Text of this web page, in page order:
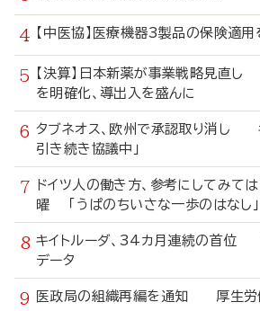
【中医協】医療機器3製品の保険適
【決算】日本新薬が事業戦略見直
を明確化、導出入を盛んに
タブネオス、欧州で承認取り消し
引き続き協議中」
ドイツ人の働き方、参考にしてみ
曜 「うぱのちいさな一歩のはなし」
キイトルーダ、34カ月連続の首位
データ
医政局の組織再編を通知 厚生労